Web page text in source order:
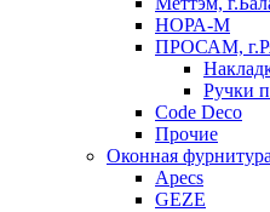
НОРА-М
ПРОСАМ,
Ручки
Code Deco
Прочие
Оконная фурнитура
Apecs
GEZE